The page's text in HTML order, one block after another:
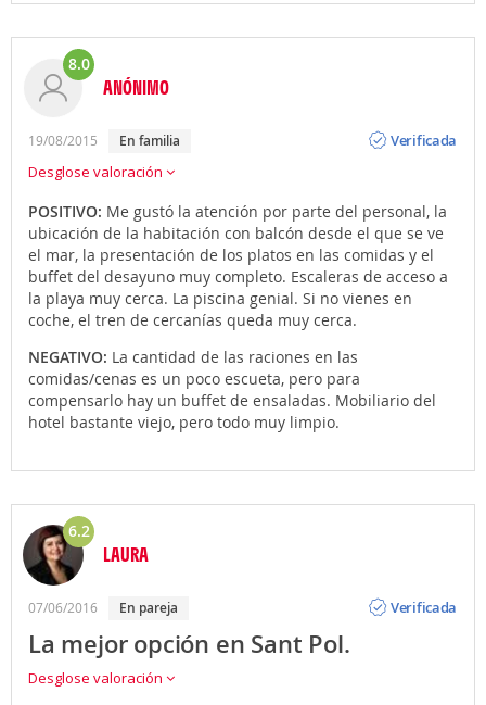
8.0
ANÓNIMO
19/08/2015 En familia
Verificada
Desglose valoración
POSITIVO: Me gustó la atención por parte del personal, la
ubicación de la habitación con balcón desde el que se ve
el mar, la presentación de los platos en las comidas y el
buffet del desayuno muy completo. Escaleras de acceso a
la playa muy cerca. La piscina genial. Si no vienes en
coche, el tren de cercanías queda muy cerca.
NEGATIVO: La cantidad de las raciones en las
comidas/cenas es un poco escueta, pero para
compensarlo hay un buffet de ensaladas. Mobiliario del
hotel bastante viejo, pero todo muy limpio.
6.2
LAURA
07/06/2016 En pareja
Verificada
La mejor opción en Sant Pol.
Desglose valoración